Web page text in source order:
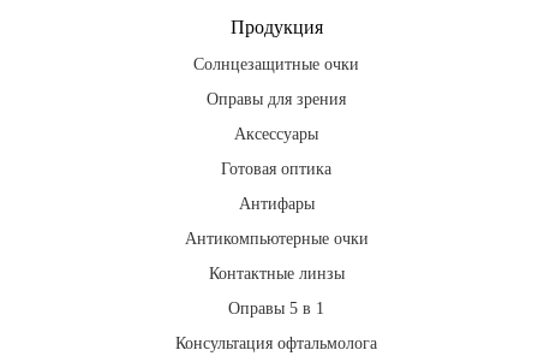
Продукция
Солнцезащитные очки
Оправы для зрения
Аксессуары
Готовая оптика
Антифары
Антикомпьютерные очки
Контактные линзы
Оправы 5 в 1
Консультация офтальмолога